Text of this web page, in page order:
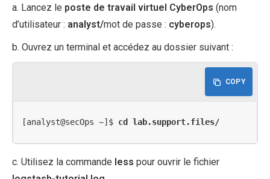
a. Lancez le poste de travail virtuel CyberOps (nom
d’utilisateur : analyst/mot de passe : cyberops).
b. Ouvrez un terminal et accédez au dossier suivant :
COPY
[analyst@secOps ~]$ cd lab.support.files/
c. Utilisez la commande less pour ouvrir le fichier